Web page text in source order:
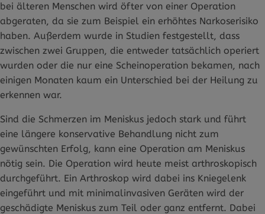
bei älteren Menschen wird öfter von einer Operation
abgeraten, da sie zum Beispiel ein erhöhtes Narkoserisiko
haben. Außerdem wurde in Studien festgestellt, dass
zwischen zwei Gruppen, die entweder tatsächlich operiert
wurden oder die nur eine Scheinoperation bekamen, nach
einigen Monaten kaum ein Unterschied bei der Heilung zu
erkennen war.
Sind die Schmerzen im Meniskus jedoch stark und führt
eine längere konservative Behandlung nicht zum
gewünschten Erfolg, kann eine Operation am Meniskus
nötig sein. Die Operation wird heute meist arthroskopisch
durchgeführt. Ein Arthroskop wird dabei ins Kniegelenk
eingeführt und mit minimalinvasiven Geräten wird der
geschädigte Meniskus zum Teil oder ganz entfernt. Dabei